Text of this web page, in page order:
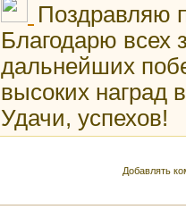
Поздравляю
Благодарю всех
дальнейших
высоких наград
Удачи, успехов!
Добавлять